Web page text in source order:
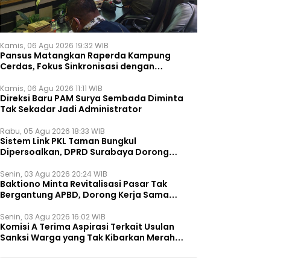
Kamis, 06 Agu 2026 19:32 WIB
Pansus Matangkan Raperda Kampung
Cerdas, Fokus Sinkronisasi dengan
Kamis, 06 Agu 2026 11:11 WIB
Direksi Baru PAM Surya Sembada Diminta
Tak Sekadar Jadi Administrator
Rabu, 05 Agu 2026 18:33 WIB
‎Sistem Link PKL Taman Bungkul
Dipersoalkan, DPRD Surabaya Dorong
Senin, 03 Agu 2026 20:24 WIB
Baktiono Minta Revitalisasi Pasar Tak
Bergantung APBD, Dorong Kerja Sama
Senin, 03 Agu 2026 16:02 WIB
Komisi A Terima Aspirasi Terkait Usulan
Sanksi Warga yang Tak Kibarkan Merah